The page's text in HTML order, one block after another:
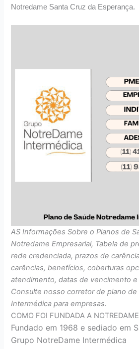
Notredame Santa Cruz da Esperança.
AS Informações Sobre o Planos de
Notredame Empresarial, Tabela de
rede credenciada, prazos de
carências, benefícios, coberturas
atendimento, datas de vencimento
Consulte nosso corretor de plano
Intermédica para empresas.
COMO FOI FUNDADA A
Fundado em 1968 e sediado em
Grupo NotreDame Intermédica